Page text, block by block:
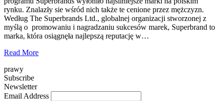
rynku. Znalazły sie wśród nich także te cenione przez mężczyzn.
Według The Superbrands Ltd., globalnej organizacji stworzonej z
myślą o promowaniu i nagradzaniu sukcesów marek, Superbrand to
marka, która osiągnęła najlepszą reputację w…
Read More
prawy
Subscribe
Newsletter
Email Address